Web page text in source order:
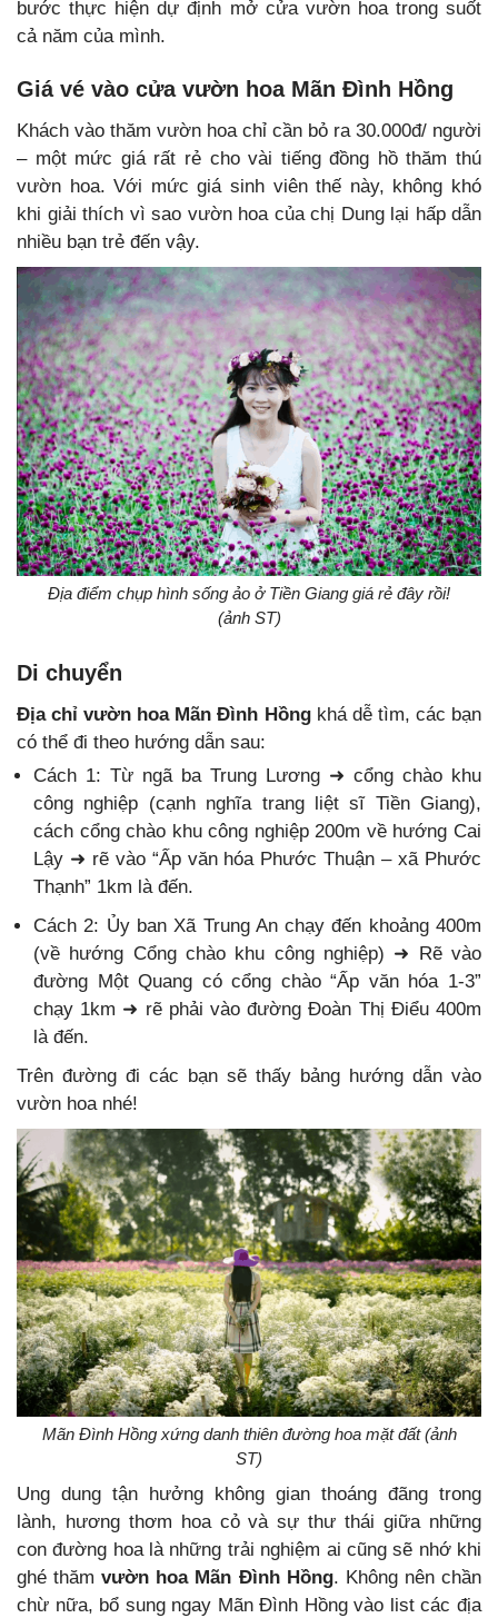
bước thực hiện dự định mở cửa vườn hoa trong suốt
cả năm của mình.
Giá vé vào cửa vườn hoa Mãn Đình Hồng
Khách vào thăm vườn hoa chỉ cần bỏ ra 30.000đ/ người
– một mức giá rất rẻ cho vài tiếng đồng hồ thăm thú
vườn hoa. Với mức giá sinh viên thế này, không khó
khi giải thích vì sao vườn hoa của chị Dung lại hấp dẫn
nhiều bạn trẻ đến vậy.
Địa điểm chụp hình sống ảo ở Tiền Giang giá rẻ đây rồi!
(ảnh ST)
Di chuyển
Địa chỉ vườn hoa Mãn Đình Hồngkhá dễ tìm, các bạn
có thể đi theo hướng dẫn sau:
Cách 1: Từ ngã ba Trung Lương ➜ cổng chào khu
công nghiệp (cạnh nghĩa trang liệt sĩ Tiền Giang),
cách cổng chào khu công nghiệp 200m về hướng Cai
Lậy ➜ rẽ vào “Ấp văn hóa Phước Thuận – xã Phước
Thạnh” 1km là đến.
Cách 2: Ủy ban Xã Trung An chạy đến khoảng 400m
(về hướng Cổng chào khu công nghiệp) ➜ Rẽ vào
đường Một Quang có cổng chào “Ấp văn hóa 1-3”
chạy 1km ➜ rẽ phải vào đường Đoàn Thị Điểu 400m
là đến.
Trên đường đi các bạn sẽ thấy bảng hướng dẫn vào
vườn hoa nhé!
Mãn Đình Hồng xứng danh thiên đường hoa mặt đất (ảnh
ST)
Ung dung tận hưởng không gian thoáng đãng trong
lành, hương thơm hoa cỏ và sự thư thái giữa những
con đường hoa là những trải nghiệm ai cũng sẽ nhớ khi
ghé thămvườn hoa Mãn Đình Hồng. Không nên chần
chừ nữa, bổ sung ngay Mãn Đình Hồng vào list các địa